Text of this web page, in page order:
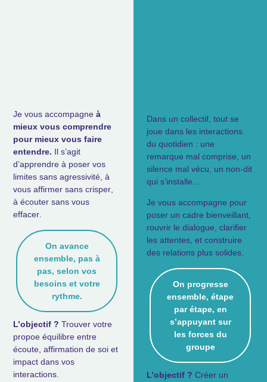
Je vous accompagneà
mieux vous comprendre
pour mieux vous faire
entendre. Il s’agit
d’apprendre à poser vos
limites sans agressivité, à
vous affirmer sans crisper,
à écouter sans vous
effacer.
On avance
ensemble, pas à
pas, selon vos
besoins et votre
rythme.
L’objectif ?Trouver votre
propoe équilibreentre
écoute, affirmation de soiet
impact dans vos
interactions.
Dans un collectif, tout se
joue dans les interactions
du quotidien : une
remarque mal comprise, un
silence mal vécu, un non-dit
qui s’installe…
Je vous accompagne pour
poser un cadre bienveillant,
rouvrir le dialogue, clarifier
les attentes, et construire
des relations plus solides.
On progresse
ensemble, étape
par étape, en
s’appuyant sur
les forces du
groupe
L’objectif ? Créer un